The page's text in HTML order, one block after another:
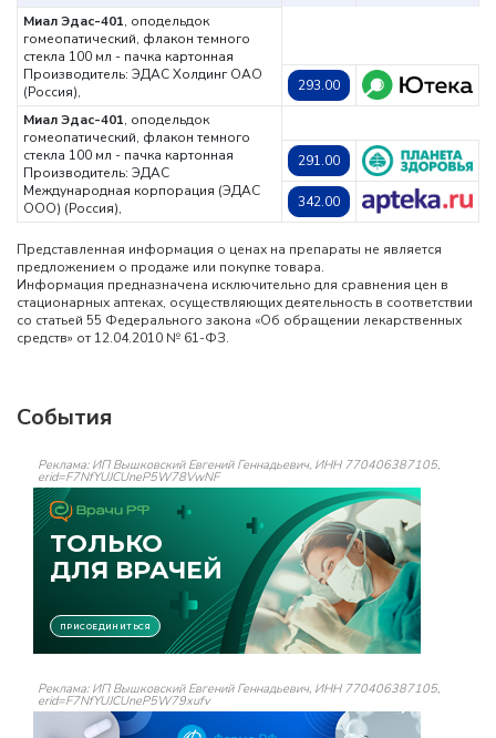
Миал Эдас-401, оподельдок
гомеопатический, флакон темного
стекла 100 мл - пачка картонная
Производитель: ЭДАС Холдинг ОАО
(Россия),
293.00
Миал Эдас-401, оподельдок
гомеопатический, флакон темного
стекла 100 мл - пачка картонная
Производитель: ЭДАС
Международная корпорация (ЭДАС
ООО) (Россия),
291.00
342.00
Представленная информация о ценах на препараты не является
предложением о продаже или покупке товара.
Информация предназначена исключительно для сравнения цен в
стационарных аптеках, осуществляющих деятельность в соответствии
со статьей 55 Федерального закона «Об обращении лекарственных
средств» от 12.04.2010 № 61-ФЗ.
События
Реклама: ИП Вышковский Евгений Геннадьевич, ИНН 770406387105,
erid=F7NfYUJCUneP5W78VwNF
Реклама: ИП Вышковский Евгений Геннадьевич, ИНН 770406387105,
erid=F7NfYUJCUneP5W79xufv